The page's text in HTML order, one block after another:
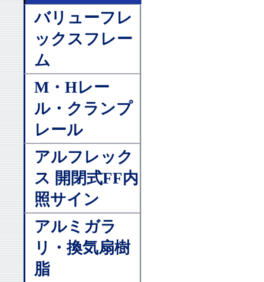
バリューフレ
ックスフレー
ム
M・Hレー
ル・クランプ
レール
アルフレック
ス 開閉式FF内
照サイン
アルミガラ
リ・換気扇樹
脂